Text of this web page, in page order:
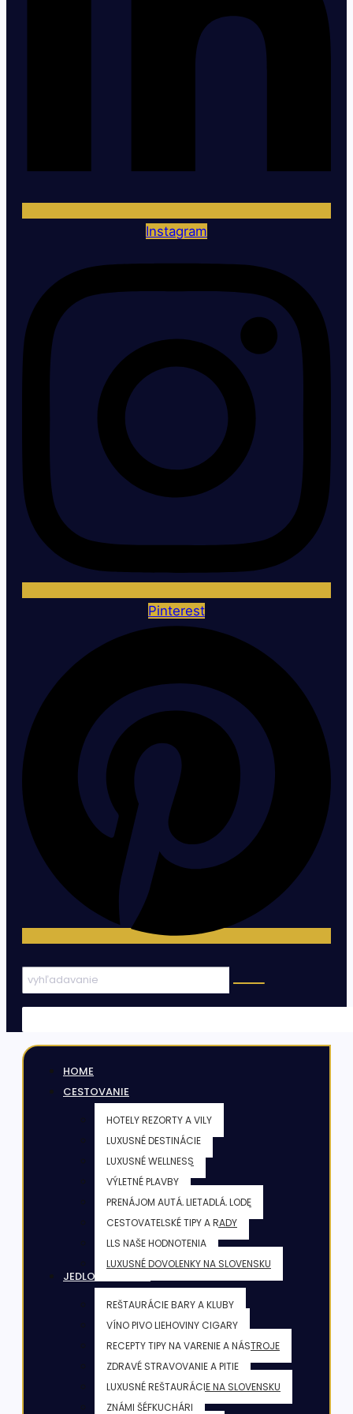
Instagram
Pinterest
HOME
CESTOVANIE
HOTELY REZORTY A VILY
LUXUSNÉ DESTINÁCIE
LUXUSNÉ WELLNESS
VÝLETNÉ PLAVBY
PRENÁJOM AUTÁ, LIETADLÁ, LODE
CESTOVATELSKÉ TIPY A RADY
LLS NAŠE HODNOTENIA
LUXUSNÉ DOVOLENKY NA SLOVENSKU
JEDLO & NÁPOJE
REŠTAURÁCIE BARY A KLUBY
VÍNO PIVO LIEHOVINY CIGARY
RECEPTY TIPY NA VARENIE A NÁSTROJE
ZDRAVÉ STRAVOVANIE A PITIE
LUXUSNÉ REŠTAURÁCIE NA SLOVENSKU
ZNÁMI ŠÉFKUCHÁRI